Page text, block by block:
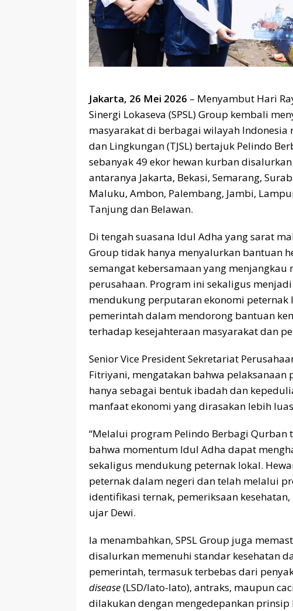
Jakarta, 26 Mei 2026 – Menyambut Hari
Sinergi Lokaseva (SPSL) Group kembali
masyarakat di berbagai wilayah Indonesia
dan Lingkungan (TJSL) bertajuk Pelindo
sebanyak 49 ekor hewan kurban
antaranya Jakarta, Bekasi, Semarang,
Maluku, Ambon, Palembang, Jambi,
Tanjung dan Belawan.
Di tengah suasana Idul Adha yang sarat
Group tidak hanya menyalurkan bantuan
semangat kebersamaan yang
perusahaan. Program ini sekaligus
mendukung perputaran ekonomi peternak
pemerintah dalam mendorong bantuan
terhadap kesejahteraan masyarakat dan
Senior Vice President Sekretariat
Fitriyani, mengatakan bahwa
hanya sebagai bentuk ibadah dan
manfaat ekonomi yang dirasakan lebih
“Melalui program Pelindo Berbagi
bahwa momentum Idul Adha dapat
sekaligus mendukung peternak lokal.
peternak dalam negeri dan telah melalui
identifikasi ternak, pemeriksaan
ujar Dewi.
Ia menambahkan, SPSL Group juga
disalurkan memenuhi standar kesehatan
pemerintah, termasuk terbebas dari
disease(LSD/lato-lato), antraks, maupun
dilakukan dengan mengedepankan